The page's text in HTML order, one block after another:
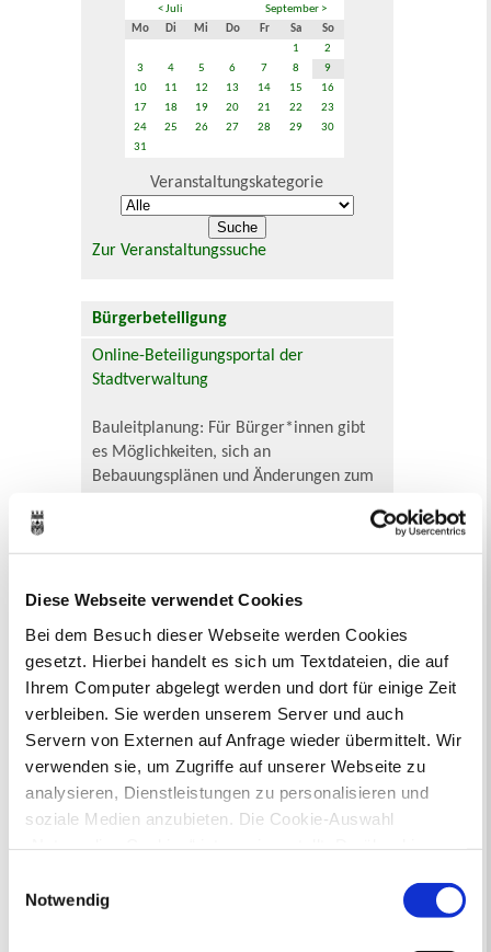
Diese Webseite verwendet Cookies
Bei dem Besuch dieser Webseite werden Cookies
gesetzt. Hierbei handelt es sich um Textdateien, die auf
Ihrem Computer abgelegt werden und dort für einige Zeit
verbleiben. Sie werden unserem Server und auch
Servern von Externen auf Anfrage wieder übermittelt. Wir
verwenden sie, um Zugriffe auf unserer Webseite zu
analysieren, Dienstleistungen zu personalisieren und
soziale Medien anzubieten. Die Cookie-Auswahl
Drittländern (USA) mit unzureichendem
Datenschutzniveau verarbeiten. Es besteht die Gefahr,
Notwendig
< Juli
September >
Mo
Di Mi Do Fr Sa
So
1
2
3
4 5 6 7 8
9
10
11 12 13 14 15
16
17
18 19 20 21 22
23
24
25 26 27 28 29
30
31
Veranstaltungskategorie
Zur Veranstaltungssuche
Bürgerbeteiligung
Online-Beteiligungsportal der
Stadtverwaltung
Bauleitplanung: Für Bürger*innen gibt
es Möglichkeiten, sich an
Bebauungsplänen und Änderungen zum
Flächennutzungsplan-Änderungen finden
Sie hier.
Lebenslagen
Neu in Recklinghausen
Heiraten
Geburt
Sterbefall Umzug
Gewerbe
Behinderung
Arbeitslos